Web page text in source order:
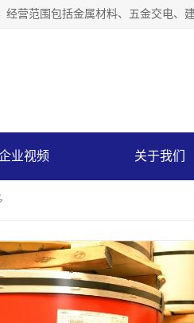
业视频 关于我们